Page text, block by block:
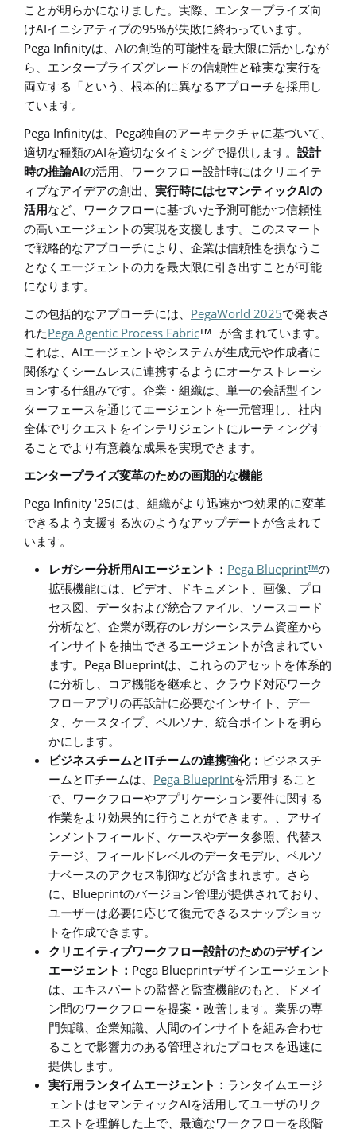
ことが明らかになりました。実際、 エンタープライズ向
けAIイニシアティブの95%が失敗に終わっています。
Pega Infinityは、 AIの創造的可能性を最大限に活かしなが
ら、エンタープライズグレードの信頼性と確実な実行を
両立する「 という、根本的に異なるアプローチを採用し
ています。
Pega Infinityは、 Pega独自のアーキテクチャに基づいて、
適切な種類のAIを適切なタイミングで提供します。 設計
時の推論AIの活用、ワークフロー設計時にはクリエイテ
ィブなアイデアの創出、 実行時にはセマンティックAIの
活用など、ワークフローに基づいた予測可能かつ信頼性
の高いエージェントの実現を支援します。このスマート
で戦略的なアプローチにより、企業は信頼性を損なうこ
となくエージェントの力を最大限に引き出すことが可能
になります。
この包括的なアプローチには、 PegaWorld 2025で発表さ
れたPega Agentic Process FabricTM
が含まれています。
これは、 AIエージェントやシステムが生成元や作成者に
関係なくシームレスに連携するようにオーケストレーシ
ョンする仕組みです。 企業・ 組織は、単一の会話型イン
ターフェース を通じてエージェントを一元管理し、社内
全体でリクエストをインテリジェントにルーティングす
ることでより有意義な成果を実現できます。
エンタープライズ変革のための画期的な機能
Pega Infinity '25には、組織がより迅速かつ効果的に変革
できるよう支援する次のようなアップデートが含まれて
います。
レガシー分析用AIエージェント： Pega BlueprintTMの
拡張機能には、ビデオ、ドキュメント、画像、プロ
セス図、データおよび統合ファイル、ソースコード
分析など、企業が既存のレガシーシステム資産から
インサイトを抽出できるエージェントが含まれてい
ます。 Pega Blueprintは、これらのアセットを体系的
に分析し、コア機能を継承と、クラウド対応ワーク
フローアプリの再設計に必要なインサイト、デー
タ、ケースタイプ、ペルソナ、統合ポイント を明ら
かにします。
ビジネスチームとITチームの連携強化： ビジネスチ
ームと ITチームは、 Pega Blueprintを活用すること
で、ワークフローやアプリケーション要件に関する
作業をより効果的に行うことができます。、アサイ
ンメントフィールド、ケースやデータ参照、代替ス
テージ、フィールドレベルのデータモデル、ペルソ
ナベースのアクセス制御などが含まれます。
さら
に、 Blueprintのバージョン管理が提供されており 、
ユーザーは必要に応じて復元できるスナップショッ
トを作成できます。
クリエイティブワークフロー設計のためのデザイン
エージェント： Pega Blueprintデザインエージェント
は、エキスパートの監督と監査機能のもと、ドメイ
ン間のワークフローを提案・改善します。業界の専
門知識、企業知識、人間のインサイトを組み合わせ
ることで影響力のある管理されたプロセスを迅速に
提供します。
実行用ランタイムエージェント： ランタイムエージ
ェントはセマンティックAIを活用 してユーザのリク
エストを理解した上で、最適なワークフローを段階